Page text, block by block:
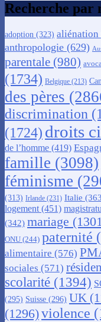
Recherche par
adoption (323) aliénation
anthropologie (629)
parentale (980)
(1734) Belgique (213)
des pères
discrimination
(1724) droits
de l’homme (419)
famille (3098)
féminisme
(313) Irlande (231) Italie
logement (451)
(342) mariage
ONU (244) paternité
alimentaire (576)
sociales (571)
scolarité (1394)
(295) Suisse (296) UK
(1296)violence